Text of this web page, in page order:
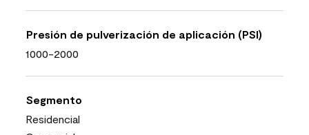
Presión de pulverización de aplicación (PSI)
1000-2000
Segmento
Residencial